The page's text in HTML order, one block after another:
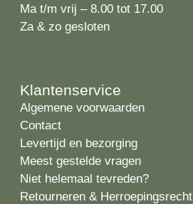
Ma t/m vrij – 8.00 tot 17.00
Za & zo gesloten
Klantenservice
Algemene voorwaarden
Contact
Levertijd en bezorging
Meest gestelde vragen
Niet helemaal tevreden?
Retourneren & Herroepingsrecht